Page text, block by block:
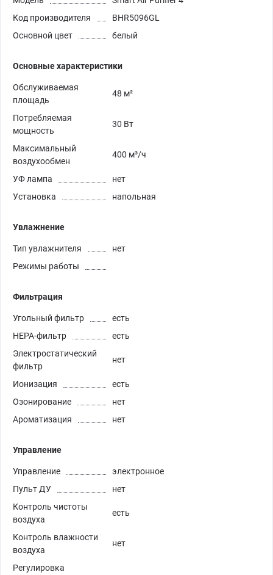
Код производителя
BHR5096GL
Основной цвет
белый
Основные характеристики
Обслуживаемая
площадь
48 м²
Потребляемая
мощность
30 Вт
Максимальный
воздухообмен
400 м³/ч
УФ лампа
нет
Установка
напольная
Увлажнение
Тип увлажнителя
нет
Режимы работы
Фильтрация
Угольный фильтр
есть
HEPA-фильтр
есть
Электростатический
фильтр
нет
Ионизация
есть
Озонирование
нет
Ароматизация
нет
Управление
Управление
электронное
Пульт ДУ
нет
Контроль чистоты
воздуха
есть
Контроль влажности
воздуха
нет
Регулировка